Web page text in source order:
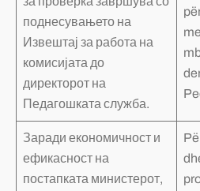
поднесувањето на
Извештај за работа на
комисијата до
директорот на
Педагошката служба.
Заради економичност и
ефикасност на
постапката министерот,